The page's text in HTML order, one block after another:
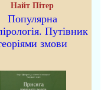
Найт Пітер
Популярна
Путівник
змови